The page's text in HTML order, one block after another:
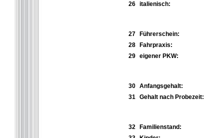
26
italienisch:
27
Führerschein:
28
Fahrpraxis:
29
eigener PKW:
30
Anfangsgehalt:
31
Gehalt nach Probezeit:
32
Familienstand: